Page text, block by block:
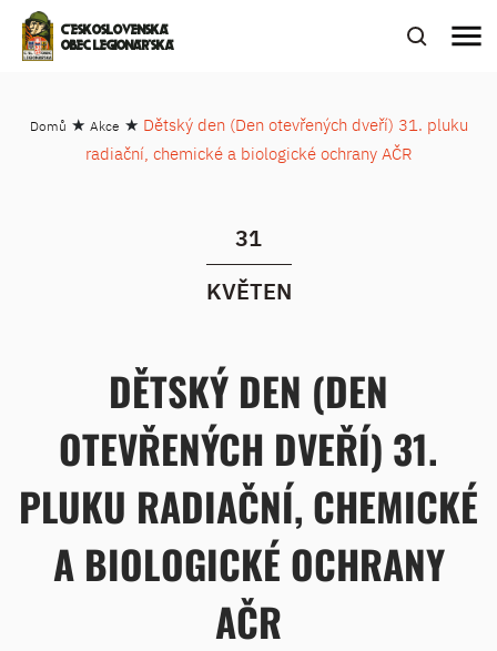
ČESKOSLOVENSKÁ
OBEC LEGIONÁŘSKÁ
menu
Domů ★ Akce ★ Dětský den (Den otevřených dveří) 31. pluku
radiační, chemické a biologické ochrany AČR
31
KVĚTEN
DĚTSKÝ DEN (DEN
OTEVŘENÝCH DVEŘÍ) 31.
PLUKU RADIAČNÍ, CHEMICKÉ
A BIOLOGICKÉ OCHRANY
AČR